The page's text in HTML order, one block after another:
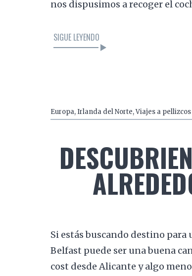
nos dispusimos a recoger el
SIGUE LEYENDO
Europa,Irlanda del Norte,Viajes a pellizcos
Si estás buscando destino para
Belfast puede ser una buena
cost desde Alicante y algo